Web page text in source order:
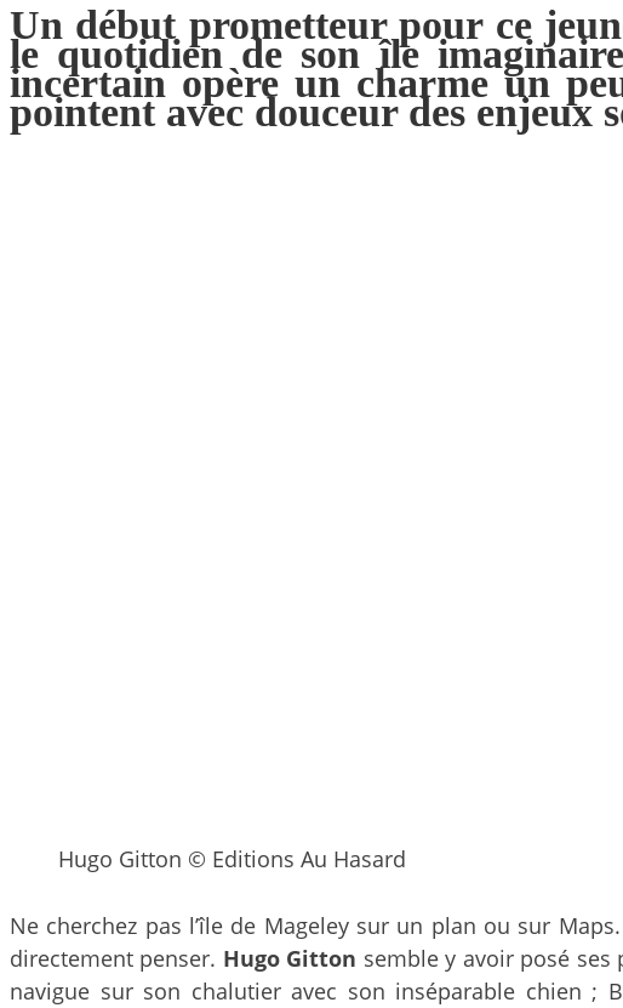
Un début prometteur pour ce
le quotidien de son île
incertain opère un charme un
pointent avec douceur des enjeux
Hugo Gitton © Editions Au Hasard
Ne cherchez pas l’île de Mageley sur un plan ou sur
directement penser. Hugo Gitton semble y avoir posé ses
navigue sur son chalutier avec son inséparable chien ;